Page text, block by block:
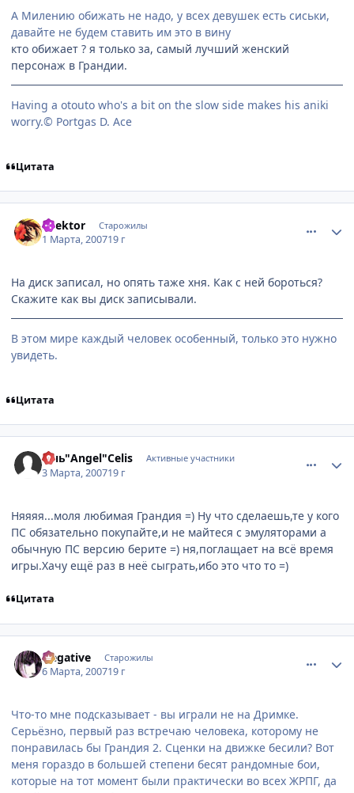
А Милению обижать не надо, у всех девушек есть сиськи,
давайте не будем ставить им это в вину
кто обижает ? я только за, самый лучший женский
персонаж в Грандии.
Having a otouto who's a bit on the slow side makes his aniki
worry.© Portgas D. Ace
Цитата
Spektor Старожилы
1 Марта, 200719 г
На диск записал, но опять таже хня. Как с ней бороться?
Скажите как вы диск записывали.
В этом мире каждый человек особенный, только это нужно
увидеть.
Цитата
Инь"Angel"Celis Активные участники
3 Марта, 200719 г
Няяяя...моля любимая Грандия =) Ну что сделаешь,те у кого
ПС обязательно покупайте,и не майтеся с эмуляторами а
обычную ПС версию берите =) ня,поглащает на всё время
игры.Хачу ещё раз в неё сыграть,ибо это что то =)
Цитата
Negative Старожилы
6 Марта, 200719 г
Что-то мне подсказывает - вы играли не на Дримке.
Серьёзно, первый раз встречаю человека, которому не
понравилась бы Грандия 2. Сценки на движке бесили? Вот
меня гораздо в большей степени бесят рандомные бои,
которые на тот момент были практически во всех ЖРПГ, да